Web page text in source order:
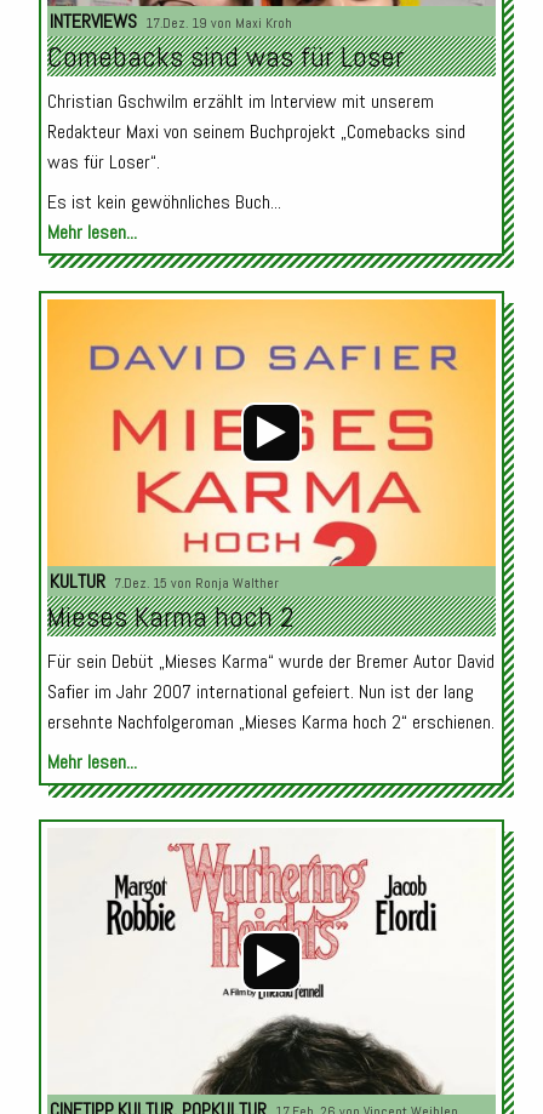
INTERVIEWS 17.Dez. 19 von Maxi Kroh
Comebacks sind was für Loser
Christian Gschwilm erzählt im Interview mit unserem
Redakteur Maxi von seinem Buchprojekt „Comebacks sind
was für Loser“.
Es ist kein gewöhnliches Buch...
Mehr lesen...
Audio-
Player
KULTUR 7.Dez. 15 von Ronja Walther
Mieses Karma hoch 2
Für sein Debüt „Mieses Karma“ wurde der Bremer Autor David
Safier im Jahr 2007 international gefeiert. Nun ist der lang
ersehnte Nachfolgeroman „Mieses Karma hoch 2“ erschienen.
Mehr lesen...
Audio-
Player